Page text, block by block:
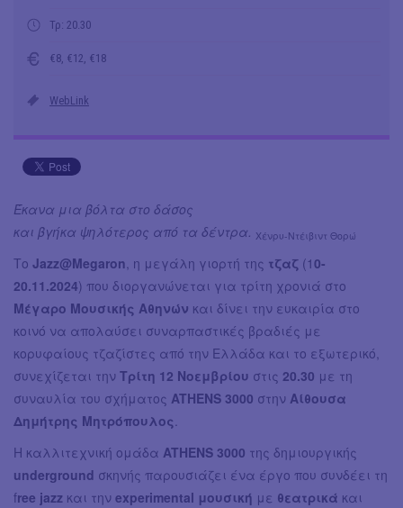
Τρ: 20.30
€8, €12, €18
WebLink
Έκανα μια βόλτα στο δάσος
και βγήκα ψηλότερος από τα δέντρα. Χένρυ-Ντέιβιντ Θορώ
Το Jazz@Megaron, η μεγάλη γιορτή της τζαζ (10-
20.11.2024) που διοργανώνεται για τρίτη χρονιά στο
Μέγαρο Μουσικής Αθηνών και δίνει την ευκαιρία στο
κοινό να απολαύσει συναρπαστικές βραδιές με
κορυφαίους τζαζίστες από την Ελλάδα και το εξωτερικό,
συνεχίζεται την Τρίτη 12 Νοεμβρίου στις 20.30 με τη
συναυλία του σχήματος ATHENS 3000 στην Αίθουσα
Δημήτρης Μητρόπουλος.
Η καλλιτεχνική ομάδα ATHENS 3000 της δημιουργικής
underground σκηνής παρουσιάζει ένα έργο που συνδέει τη
free jazz και την experimental μουσική με θεατρικά και